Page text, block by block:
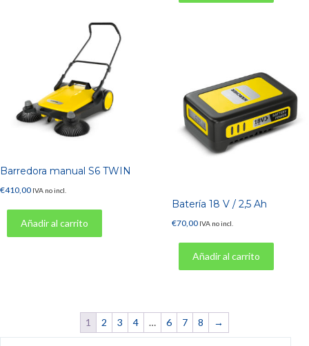
Barredora manual S6 TWIN
€410,00 IVA no incl.
Añadir al carrito
Batería 18 V / 2,5 Ah
€70,00 IVA no incl.
Añadir al carrito
1 2 3 4 … 6 7 8 →